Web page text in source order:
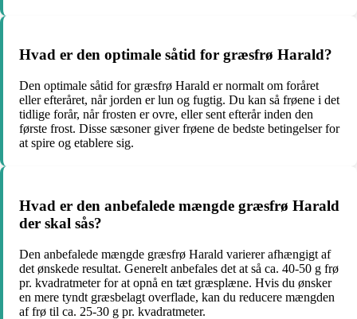
Hvad er den optimale såtid for græsfrø Harald?
Den optimale såtid for græsfrø Harald er normalt om foråret
eller efteråret, når jorden er lun og fugtig. Du kan så frøene i det
tidlige forår, når frosten er ovre, eller sent efterår inden den
første frost. Disse sæsoner giver frøene de bedste betingelser for
at spire og etablere sig.
Hvad er den anbefalede mængde græsfrø Harald
der skal sås?
Den anbefalede mængde græsfrø Harald varierer afhængigt af
det ønskede resultat. Generelt anbefales det at så ca. 40-50 g frø
pr. kvadratmeter for at opnå en tæt græsplæne. Hvis du ønsker
en mere tyndt græsbelagt overflade, kan du reducere mængden
af frø til ca. 25-30 g pr. kvadratmeter.